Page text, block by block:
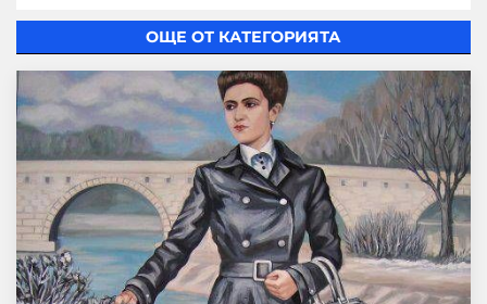
ОЩЕ ОТ КАТЕГОРИЯТА